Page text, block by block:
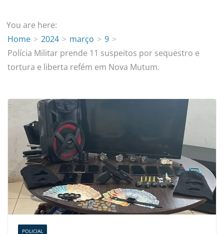
You are here:
Home
2024 março
9
Polícia Militar prende 11 suspeitos por sequestro e
tortura e liberta refém em Nova Mutum.
POLICIAL